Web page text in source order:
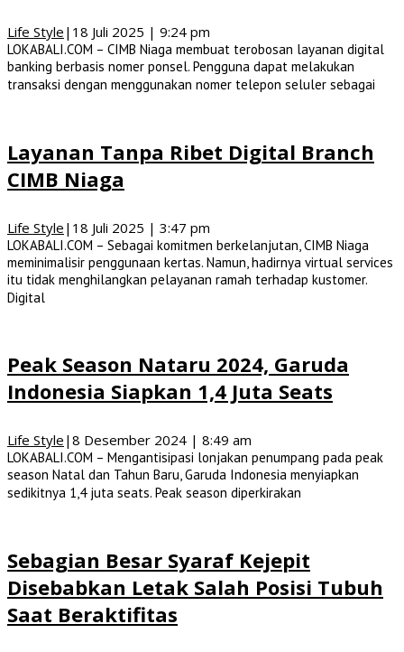
Life Style | 18 Juli 2025 | 9:24 pm
LOKABALI.COM – CIMB Niaga membuat terobosan layanan digital
banking berbasis nomer ponsel. Pengguna dapat melakukan
transaksi dengan menggunakan nomer telepon seluler sebagai
Layanan Tanpa Ribet Digital Branch
CIMB Niaga
Life Style | 18 Juli 2025 | 3:47 pm
LOKABALI.COM – Sebagai komitmen berkelanjutan, CIMB Niaga
meminimalisir penggunaan kertas. Namun, hadirnya virtual services
itu tidak menghilangkan pelayanan ramah terhadap kustomer.
Digital
Peak Season Nataru 2024, Garuda
Indonesia Siapkan 1,4 Juta Seats
Life Style | 8 Desember 2024 | 8:49 am
LOKABALI.COM – Mengantisipasi lonjakan penumpang pada peak
season Natal dan Tahun Baru, Garuda Indonesia menyiapkan
sedikitnya 1,4 juta seats. Peak season diperkirakan
Sebagian Besar Syaraf Kejepit
Disebabkan Letak Salah Posisi Tubuh
Saat Beraktifitas